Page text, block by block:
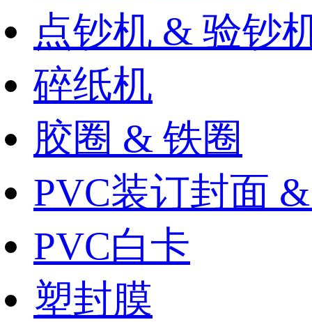
点钞机 & 验钞
碎纸机
胶圈 & 铁圈
PVC装订封面
PVC白卡
塑封膜